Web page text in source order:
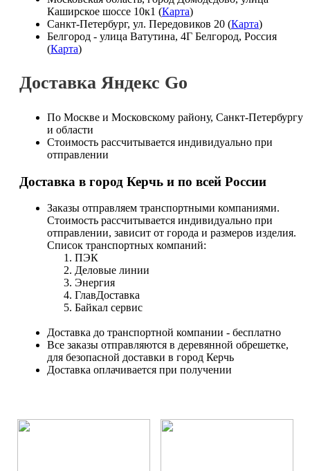
Каширское шоссе 10к1 (Карта)
Санкт-Петербург, ул. Передовиков 20 (Карта)
Белгород - улица Ватутина, 4Г Белгород, Россия
(Карта)
Доставка Яндекс Go
По Москве и Московскому району, Санкт-Петербургу
и области
Стоимость рассчитывается индивидуально при
отправлении
Доставка в город Керчь и по всей России
Заказы отправляем транспортными компаниями.
Стоимость рассчитывается индивидуально при
отправлении, зависит от города и размеров изделия.
Список транспортных компаний:
ПЭК
Деловые линии
Энергия
ГлавДоставка
Байкал сервис
Доставка до транспортной компании - бесплатно
Все заказы отправляются в деревянной обрешетке,
для безопасной доставки в город Керчь
Доставка оплачивается при получении